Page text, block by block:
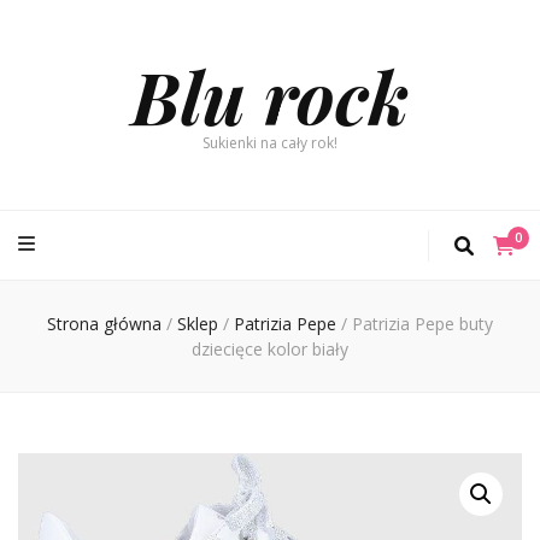
Blu rock
Sukienki na cały rok!
0
Strona główna / Sklep / Patrizia Pepe / Patrizia Pepe buty
dziecięce kolor biały